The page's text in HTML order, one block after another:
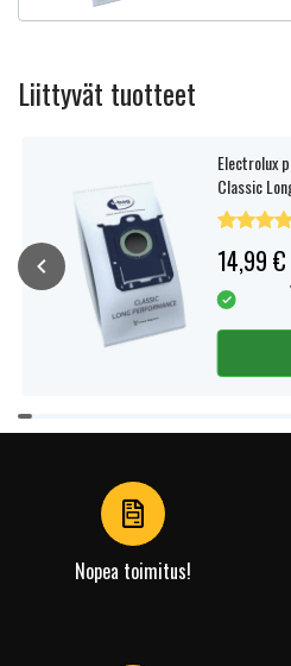
Liittyvät tuotteet
Electrolux
Classic
14,99 €
Item
1
Nopea toimitus!